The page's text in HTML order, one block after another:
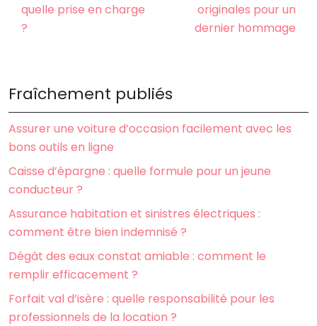
quelle prise en charge
?
originales pour un
dernier hommage
Fraîchement publiés
Assurer une voiture d’occasion facilement avec les
bons outils en ligne
Caisse d’épargne : quelle formule pour un jeune
conducteur ?
Assurance habitation et sinistres électriques :
comment être bien indemnisé ?
Dégât des eaux constat amiable : comment le
remplir efficacement ?
Forfait val d’isère : quelle responsabilité pour les
professionnels de la location ?